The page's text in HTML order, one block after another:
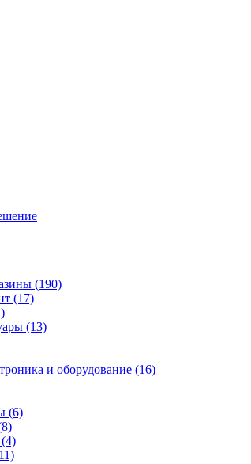
(190)
(17)
(13)
и оборудование (16)
(6)
(4)